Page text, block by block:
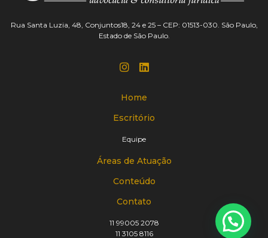
Rua Santa Luzia, 48, Conjuntos18, 24 e 25 – CEP: 01513-030. São Paulo,
Estado de São Paulo.
Home
Escritório
Equipe
Áreas de Atuação
Conteúdo
Contato
11 99005 2078
11 3105 8116